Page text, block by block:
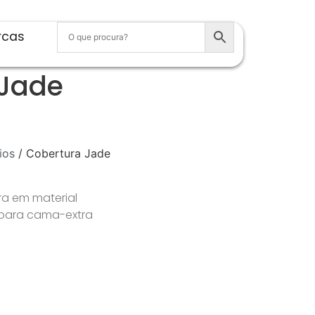
/ Cobertura Jade
em material
cama-extra